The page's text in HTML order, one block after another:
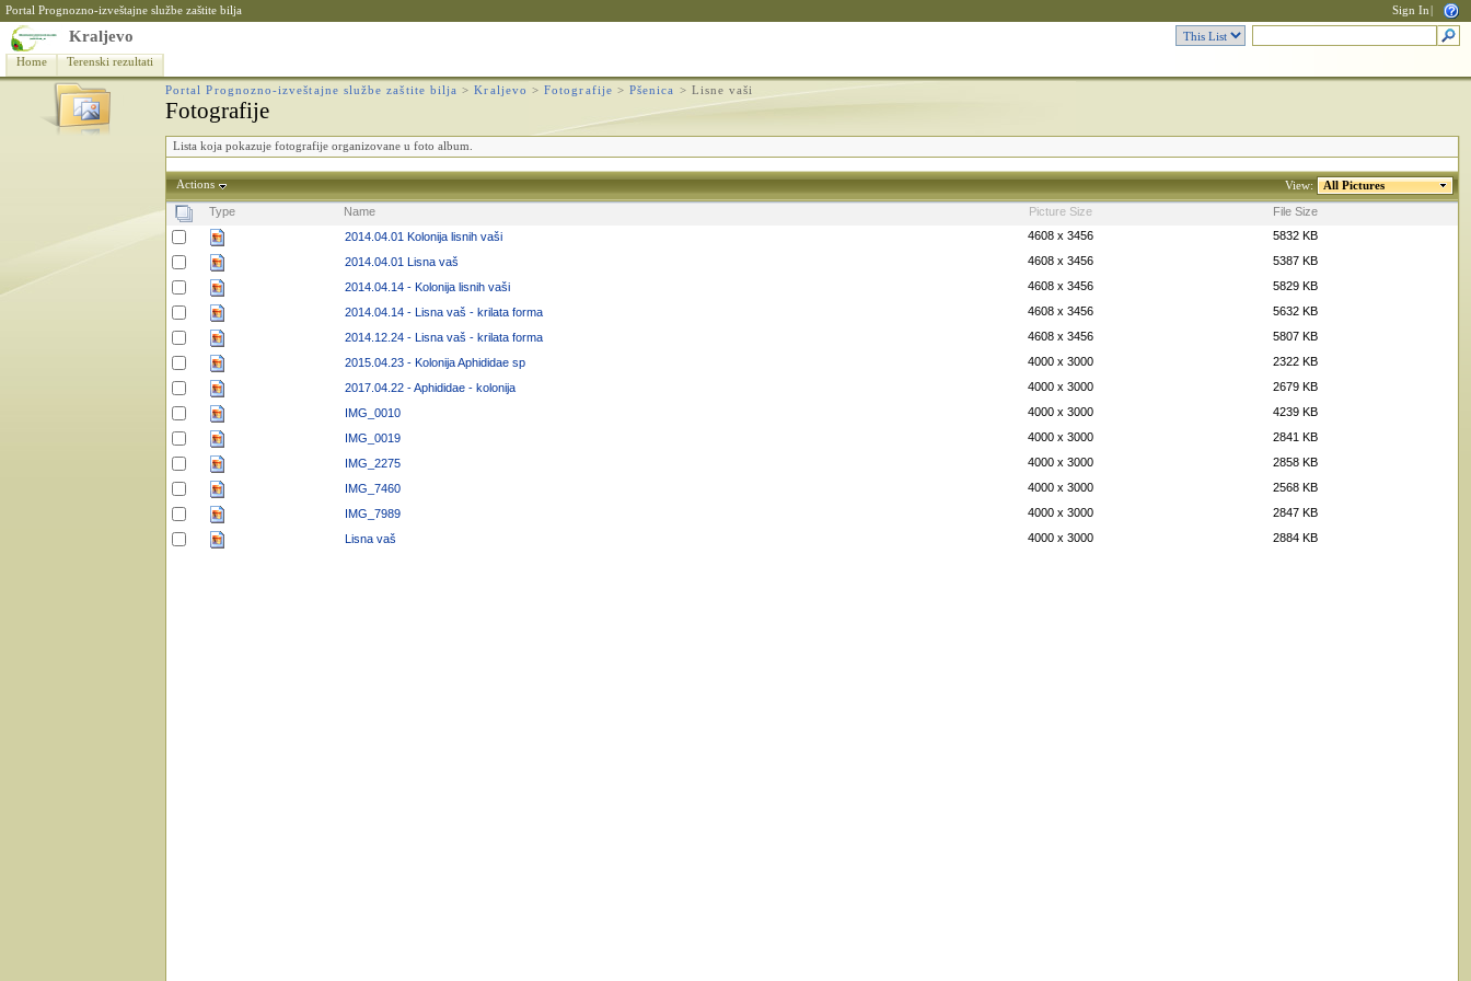
Portal Prognozno-izveštajne službe zaštite bilja Sign In
Kraljevo
Home Terenski rezultati
Portal Prognozno-izveštajne službe zaštite bilja >Kraljevo >Fotografije >Pšenica > Lisne vaši
Fotografije
Lista koja pokazuje fotografije organizovane u foto album.
Actions View: All Pictures
Type Name Picture Size
File Size
2014.04.01 Kolonija lisnih vaši
4608 x 3456
5832 KB
2014.04.01 Lisna vaš
4608 x 3456
5387 KB
2014.04.14 - Kolonija lisnih vaši
4608 x 3456
5829 KB
2014.04.14 - Lisna vaš - krilata forma
4608 x 3456
5632 KB
2014.12.24 - Lisna vaš - krilata forma
4608 x 3456
5807 KB
2015.04.23 - Kolonija Aphididae sp
4000 x 3000
2322 KB
2017.04.22 - Aphididae - kolonija
4000 x 3000
2679 KB
IMG_0010
4000 x 3000
4239 KB
IMG_0019
4000 x 3000
2841 KB
IMG_2275
4000 x 3000
2858 KB
IMG_7460
4000 x 3000
2568 KB
IMG_7989
4000 x 3000
2847 KB
Lisna vaš
4000 x 3000 2884 KB